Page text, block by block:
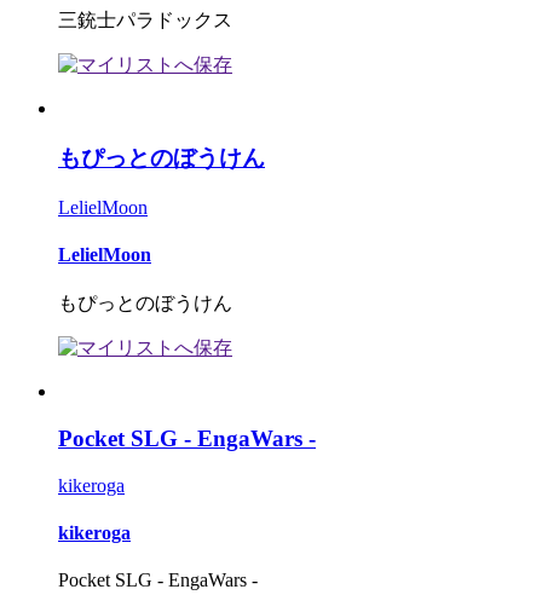
三銃士パラドックス
もぴっとのぼうけん
LelielMoon
LelielMoon
もぴっとのぼうけん
Pocket SLG - EngaWars -
kikeroga
kikeroga
Pocket SLG - EngaWars -